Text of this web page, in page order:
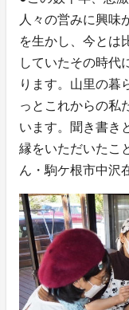
人々の営みに興味
を生かし、今とは
していたその時代
ります。山里の暮
っとこれからの私
います。聞き書き
縁をいただいたこ
ん・駒ケ根市中沢